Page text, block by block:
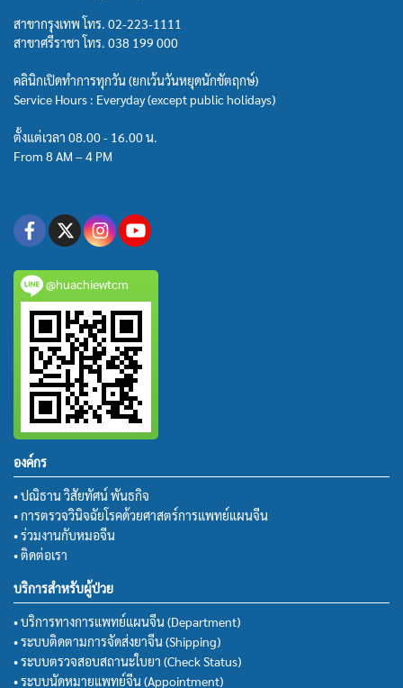
สาขากรุงเทพ โทร. 02-223-1111
สาขาศรีราชา โทร. 038 199 000
คลินิกเปิดทำการทุกวัน (ยกเว้นวันหยุดนักขัตฤกษ์)
Service Hours : Everyday (except public holidays)
ตั้งแต่เวลา 08.00 - 16.00 น.
From 8 AM – 4 PM
@huachiewtcm
องค์กร
• ปณิธาน วิสัยทัศน์ พันธกิจ
• การตรวจวินิจฉัยโรคด้วยศาสตร์การแพทย์แผนจีน
• ร่วมงานกับหมอจีน
• ติดต่อเรา
บริการสำหรับผู้ป่วย
• บริการทางการแพทย์แผนจีน (Department)
• ระบบติดตามการจัดส่งยาจีน (Shipping)
• ระบบตรวจสอบสถานะใบยา (Check Status)
• ระบบนัดหมายแพทย์จีน (Appointment)